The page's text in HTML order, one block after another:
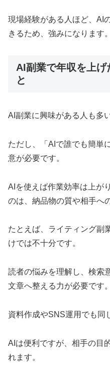
現場経験がある人ほど、AI
きるため、強みになります。
AI副業で年収を上げ
と
AI副業に興味がある人も多
ただし、「AIで誰でも簡単
意が必要です。
AIを使えば作業効率は上が
のは、納品物の質や相手へ
たとえば、ライティング副
けでは不十分です。
読者の悩みを理解し、検索
文章へ整える力が必要です。
資料作成やSNS運用でも同
AIは便利ですが、相手の目
れます。